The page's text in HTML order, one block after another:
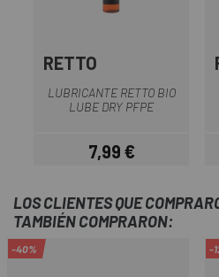
RETTO
LUBRICANTE RETTO BIO
LUBE DRY PFPE
Precio
7,99 €
LOS CLIENTES QUE
TAMBIÉN COMPRARON:
-40% -